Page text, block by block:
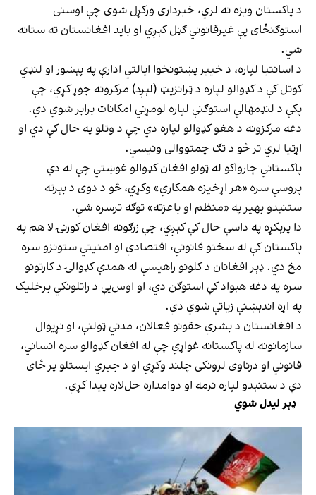
د پاکستان ویزه نه لري، خبرداری ورکړل شوی چې اوسنی
استوګنځای ‌یې غیرقانوني ګڼل کېږي او باید افغانستان ته ستانه
شي.
د اسانتیا لپاره، د خیبر پښتونخوا ایالتي ادارې په پېښور او لنډي
کوتل کې د کډوالو لپاره د ټرانزیټ (لېږد) مرکزونه جوړ کړي، چې
پکې د لنډمهالې استوګنې لپاره لومړني امکانات برابر شوي دي.
دغه مرکزونه د هغو کډوالو لپاره دي چې د وتلو په حال کې دي او
اړتیا لري تر څو د تګ چمتووالی ونیسي.
پاکستاني چارواکو له ټولو افغان کډوالو غوښتي چې له دې
پروسې سره «هر اړخیزه همکاري» وکړي، څو د دوی د بېرته
ستنېدو بهیر په «منظم او باعزته» توګه ترسره شي.
دا پرېکړه په داسې حال کې کېږي، چې زرګونه افغان کورنۍ لا هم په
پاکستان کې له سختو قانوني، اقتصادي او امنیتي ستونزو سره
مخ دي. ډېر افغانان د کلونو راهیسې له همدې کډوالۍ د کارتونو
سره په دغه هېواد کې استوګن دي، او اوس‌يې د راتلونکي برخلیک
په اړه اندېښنې زیاتې شوي دي.
د افغانستان د بشري حقونو فعالان، مدني ټولنې، او نړیوال
سازمانونه له پاکستانه غواړي چې له افغان کډوالو سره انساني،
قانوني او درناوی لرونکی چلند وکړي او د جبري ایستلو پر ځای
دې د ستنېدو لپاره نرمه او دوامداره حل‌لاره پیدا کړي.
ډېر لیدل شوي